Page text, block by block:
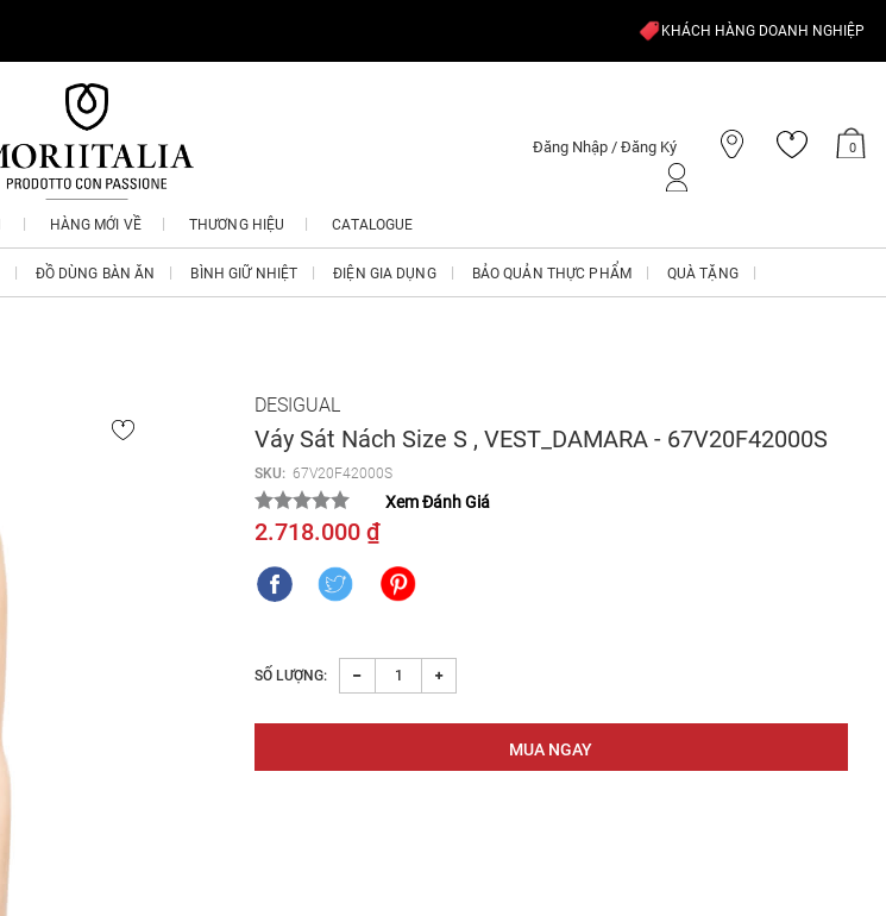
KHÁCH HÀNG DOANH NGHIỆP
Đăng Nhập / Đăng Ký 0
HÀNG MỚI VỀ THƯƠNG HIỆU CATALOGUE
ĐỒ DÙNG BÀN ĂN BÌNH GIỮ NHIỆT ĐIỆN GIA DỤNG BẢO QUẢN THỰC PHẨM QUÀ TẶNG
DESIGUAL
Váy Sát Nách Size S , VEST_DAMARA - 67V20F42000S
SKU: 67V20F42000S
Xem Đánh Giá
2.718.000 ₫
SỐ LƯỢNG: